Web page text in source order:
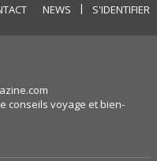
NEWS | S'IDENTIFIER
conseils voyage et bien-